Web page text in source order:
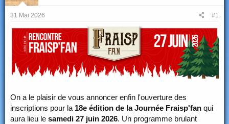
d
u
u
d
u
t
31 Mai 2026 #1
On a le plaisir de vous annoncer enfin l'ouverture des
inscriptions pour la 18e édition de la Journée Fraisp'fan qui
aura lieu le samedi 27 juin 2026. Un programme brulant